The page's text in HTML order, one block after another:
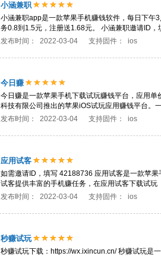
小涵兼职
小涵兼职app是一款苹果手机赚钱软件，每日下午
务0.8到1.5元，注册送1.68元。 小涵兼职邀请ID，
发布时间： 2022-03-04 支持固件： ios
今日赚
今日赚是一款苹果手机下载试玩赚钱平台，应用单
科技有限公司推出的苹果iOS试玩应用赚钱平台。
发布时间： 2022-03-04 支持固件： ios
应用试客
如需邀请ID，填写 42188736 应用试客是一款苹果
试客提供丰富的手机赚任务，在应用试客下载试玩
发布时间： 2022-03-04 支持固件： ios
秒赚试玩
秒赚试玩下载：https://wx.ixincun.cn/ 秒赚试玩是